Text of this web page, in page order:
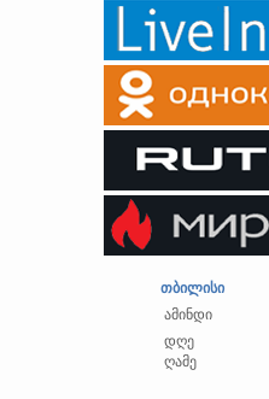
თბილისი
ამინდი
დღე
ღამე